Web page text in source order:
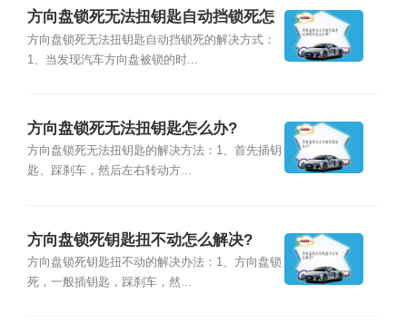
方向盘锁死无法扭钥匙自动挡锁死怎
么回事?
方向盘锁死无法扭钥匙自动挡锁死的解决方式：
1、当发现汽车方向盘被锁的时...
方向盘锁死无法扭钥匙怎么办?
方向盘锁死无法扭钥匙的解决方法：1、首先插钥
匙、踩刹车，然后左右转动方...
方向盘锁死钥匙扭不动怎么解决?
方向盘锁死钥匙扭不动的解决办法：1、方向盘锁
死，一般插钥匙，踩刹车，然...